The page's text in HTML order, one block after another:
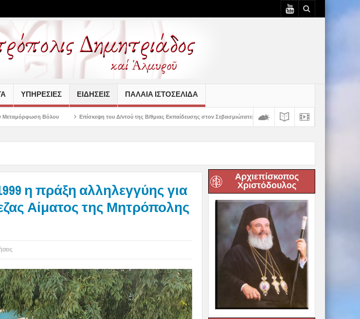
ΥΠΗΡΕΣΙΕΣ ΕΙΔΗΣΕΙΣ ΠΑΛΑΙΆ ΙΣΤΟΣΕΛΊΔΑ
Επίσκεψη του Δ/ντού της Β/θμιας Εκπαίδευσης στον Σεβασμιώτατο Δημητριάδος Ιγνάτιος: «Ο Χριστός μάς έδειξε το
η πράξη αλληλεγγύης για
Αίματος της Μητρόπολης
Αρχιεπίσκοπος
Χριστόδουλος